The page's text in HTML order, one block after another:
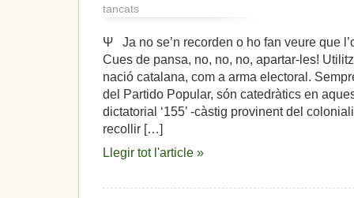
tancats
Cims
on
cauen
llampecs
ceguen
la
visió
Ψ Ja no se’n recorden o ho fan veure que
Cues de pansa, no, no, no, apartar-les!
nació catalana, com a arma electoral.
del Partido Popular, són catedràtics en
dictatorial ‘155’ -càstig provinent del
recollir […]
Llegir tot l'article »